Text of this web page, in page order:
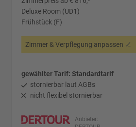
Deluxe Room (UD1)
Frühstück (F)
Zimmer & Verpflegung anpassen
gewählter Tarif: Standardtarif
stornierbar laut AGBs
nicht flexibel stornierbar
Anbieter: